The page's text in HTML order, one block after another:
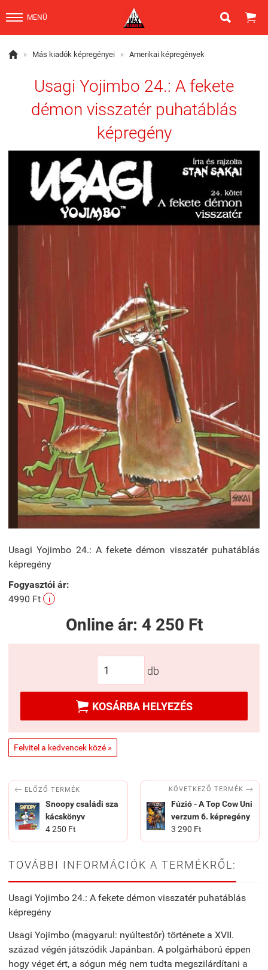
MENÜ  
 » Más kiadók képregényei » Amerikai képregények
Usagi Yojimbo 24.: A fekete
démon visszatér puhatáblás
képregény
Usagi Yojimbo 24.: A fekete démon visszatér puhatáblás
képregény
Fogyasztói ár:
4990 Ft
i
Online ár: 4 250 Ft
db
 KOSÁRBA HELYEZÉS
Felvitel a kedvencek közé »
 ELŐZŐ TERMÉK
Snoopy családi sza
kácskönyv
4 250 Ft
KÖVETKEZŐ TERMÉK 
Fúzió - A Top Cow Uni
verzum 6. képregény
3 290 Ft
TOVÁBBI INFORMÁCIÓK A TERMÉKRŐL:
Usagi Yojimbo 24.: A fekete démon visszatér puhatáblás
képregény
Usagi Yojimbo (magyarul: nyúltestőr) története a XVII.
század végén játszódik Japánban. A polgárháború éppen
hogy véget ért, a sógun még nem tudta megszilárdítani a